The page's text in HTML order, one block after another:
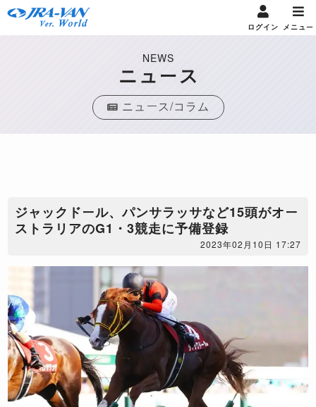
ログイン メニュー
NEWS
ニュース
ニュース/コラム
ジャックドール、パンサラッサなど15頭がオー
ストラリアのG1・3競走に予備登録
2023年02月10日 17:27